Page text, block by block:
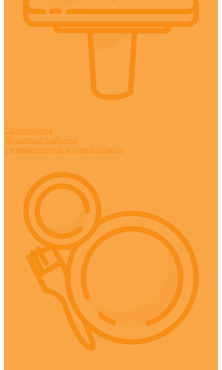
Сантехника
Душевые кабины
Умывальники и пьедесталы